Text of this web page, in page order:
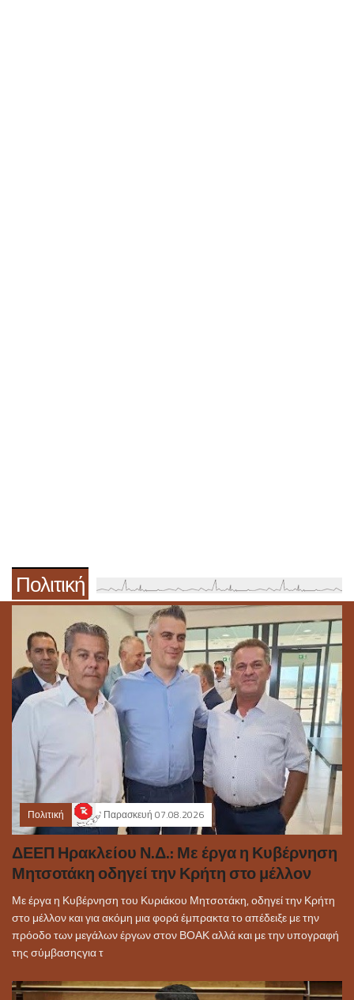
Πολιτική
Πολιτική Παρασκευή 07.08.2026
ΔΕΕΠ Ηρακλείου Ν.Δ.: Με έργα η Κυβέρνηση
Μητσοτάκη οδηγεί την Κρήτη στο μέλλον
Με έργα η Κυβέρνηση του Κυριάκου Μητσοτάκη, οδηγεί την Κρήτη
στο μέλλον και για ακόμη μια φορά έμπρακτα το απέδειξε με την
πρόοδο των μεγάλων έργων στον ΒΟΑΚ αλλά και με την υπογραφή
της σύμβασηςγια τ